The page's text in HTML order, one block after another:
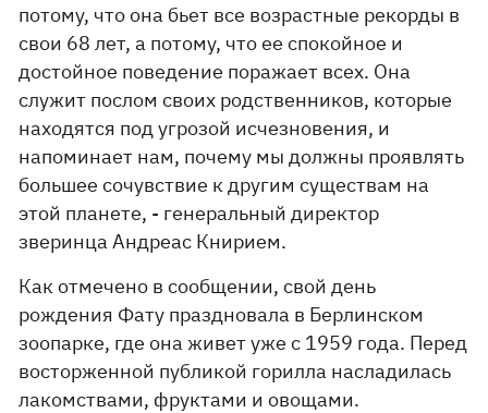
потому, что она бьет все возрастные рекорды в
свои 68 лет, а потому, что ее спокойное и
достойное поведение поражает всех. Она
служит послом своих родственников, которые
находятся под угрозой исчезновения, и
напоминает нам, почему мы должны проявлять
большее сочувствие к другим существам на
этой планете, - генеральный директор
зверинца Андреас Книрием.
Как отмечено в сообщении, свой день
рождения Фату праздновала в Берлинском
зоопарке, где она живет уже с 1959 года. Перед
восторженной публикой горилла насладилась
лакомствами, фруктами и овощами.